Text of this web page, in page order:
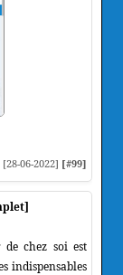
06-2022] [#99]
chez soi est
indispensables